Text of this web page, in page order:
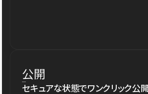
公開
セキュアな状態でワンクリック公開